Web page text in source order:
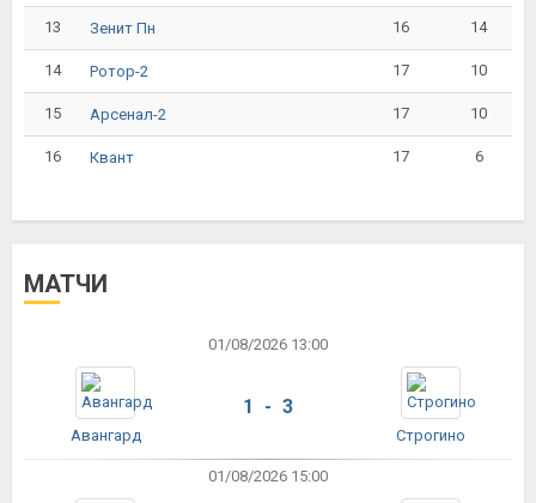
13 Зенит Пн 16 14
14 Ротор-2 17 10
15 Арсенал-2 17 10
16 Квант 17 6
МАТЧИ
01/08/2026 13:00
Авангард
1 - 3
Строгино
01/08/2026 15:00